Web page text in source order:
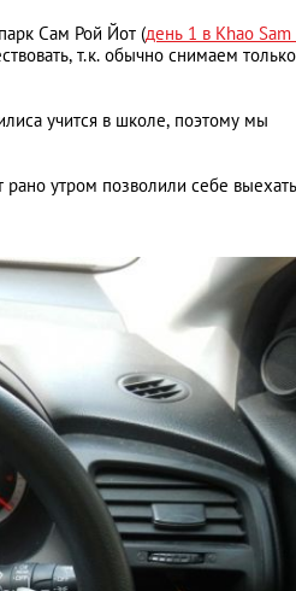
Сам Рой Йот (день 1 в Khao Sam
т.к. обычно снимаем только
учится в школе, поэтому мы
рано утром позволили себе выехать